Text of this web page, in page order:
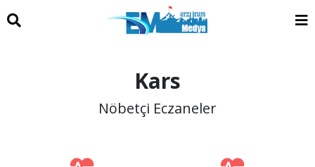
Kars
Nöbetçi Eczaneler